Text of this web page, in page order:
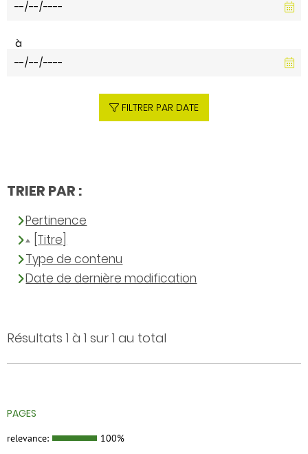
Résultats 1 à 1 sur 1 au total
PAGES
relevance: 100%
à
FILTRER PAR DATE
TRIER PAR :
Pertinence
[Titre]
Type de contenu
Date de dernière modification